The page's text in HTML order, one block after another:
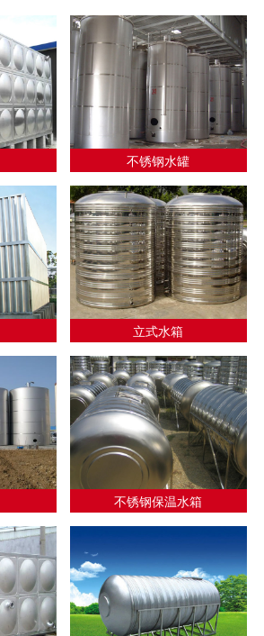
不锈钢水罐
立式水箱
不锈钢保温水箱